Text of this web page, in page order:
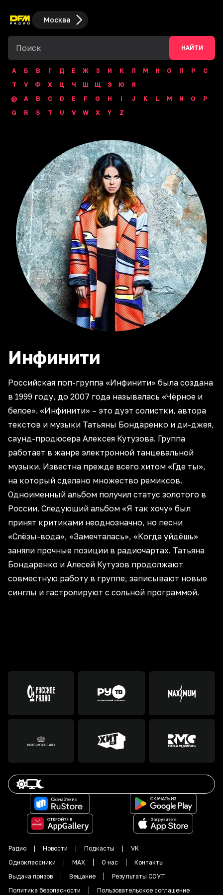
Москва
НАЙТИ
А Б В Г Д Е Ж З И К Л М Н О П Р
С
Т
У Ф Х Ц Ч Ш Щ Э Ю
Я
@
A B C D E F G H I J K L M N O
P
Q
R S T U V W X Y Z
Инфинити
Российская поп-группа «Инфинити» была создана
в 1999 году, до 2007 года называлась «Чёрное и
белое». «Инфинити» – это дуэт солистки, автора
текстов и музыки Татьяны Бондаренко и ди-джея,
саунд-продюсера Алексея Кутузова. Группа
работает в жанре электронной танцевальной
музыки. Известна прежде всего хитом «Где ты»,
на который сделано множество ремиксов.
Одноименный альбом получил статус золотого в
России. Следующий альбом «Я так хочу» был
принят критиками неоднозначно, но песни
«Слёзы-вода», «Замечталась», «Когда уйдёшь»
заняли прочные позиции в радиочартах. Татьяна
Бондаренко и Алесей Кутузов продолжают
совместную работу в группе, записывают новые
синглы и гастролируют с сольной программой.
Радио Новости Подкасты
VK
Одноклассники
MAX О нас
Контакты
Выдача призов
Вещание
Результаты СОУТ
Политика безопасности
Пользовательское соглашение